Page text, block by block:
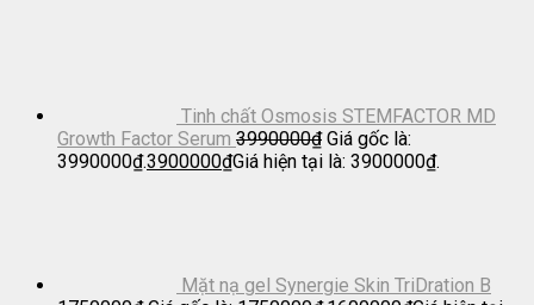
Tinh chất Osmosis STEMFACTOR MD
Growth Factor Serum 3990000₫ Giá gốc là:
3990000₫.3900000₫Giá hiện tại là: 3900000₫.
Mặt nạ gel Synergie Skin TriDration B